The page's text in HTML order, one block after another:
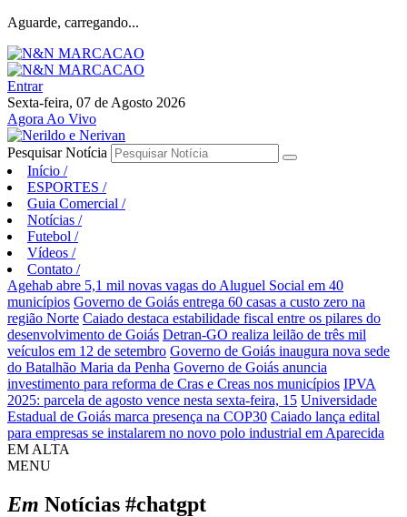
Aguarde, carregando...
Entrar
Sexta-feira, 07 de Agosto 2026
Agora Ao Vivo
Pesquisar Notícia
Início /
ESPORTES /
Guia Comercial /
Notícias /
Futebol /
Vídeos /
Contato /
Agehab abre 5,1 mil novas vagas do Aluguel Social em 40
municípios Governo de Goiás entrega 60 casas a custo zero na
região Norte Caiado destaca estabilidade fiscal entre os pilares do
desenvolvimento de Goiás Detran-GO realiza leilão de três mil
veículos em 12 de setembro Governo de Goiás inaugura nova sede
do Batalhão Maria da Penha Governo de Goiás anuncia
investimento para reforma de Cras e Creas nos municípios IPVA
2025: parcela de agosto vence nesta sexta-feira, 15 Universidade
Estadual de Goiás marca presença na COP30 Caiado lança edital
para empresas se instalarem no novo polo industrial em Aparecida
EM ALTA
MENU
Em Notícias #chatgpt